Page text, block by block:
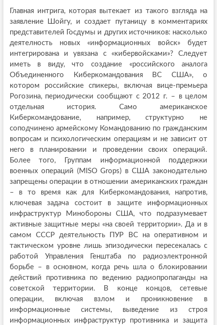
Главная интрига, которая вытекает из такого взгляда на
заявление Шойгу, и создает путаницу в комментариях
представителей Госдумы и других источников: насколько
деятелность новых «информационных войск» будет
интегрирована и увязана с «кибервойсками»? Следует
иметь в виду, что создание «российского аналога
Объединенного Киберкомандования ВС США», о
котором российские спикеры, включая вице-премьера
Рогозина, периодически сообщают с 2012 г. – в целом
отдельная история. Само американское
Киберкомандование, например, структурно не
соподчинено армейскому Командованию по гражданским
вопросам и психологическим операциям и не зависит от
него в планировании и проведении своих операций.
Более того, Группам информационной поддержки
военных операций (MISO Grops) в США законодательно
запрещены операции в отношении американских граждан
– в то время как для Киберкомандования, напротив,
ключевая задача состоит в защите информационных
инфраструктур Минобороны США, что подразумевает
активные защитные меры «на своей территории». Да и в
самом СССР деятельность ПУР ВС на оперативном и
тактическом уровне лишь эпизодически пересекалась с
работой Управления Генштаба по радиоэлектронной
борьбе – в основном, когда речь шла о блокировании
действий противника по ведению радиопропаганды на
советской территории. В конце концов, сетевые
операции, включая взлом и проникновение в
информационные системы, выведение из строя
информационных инфраструктур противника и защита